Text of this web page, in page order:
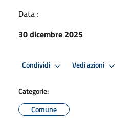
Data :
30 dicembre 2025
Condividi Vedi azioni
Categorie:
Comune